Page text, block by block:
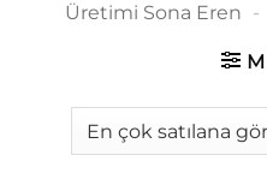
Üretimi Sona Eren -